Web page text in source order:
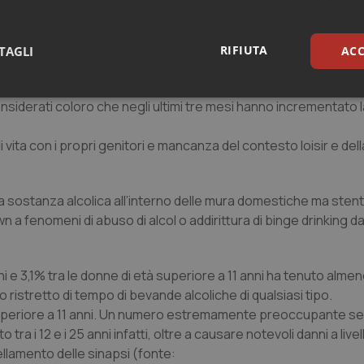
sole potrebbero rappresentare un target importante a
tra uomini e donne, tra diverse estrazioni sociali
più a rischio della pandemia e, dunque,
coloro che negli ultimi tre mesi hanno incrementato
con i propri genitori e mancanza del contesto loisir e
alcolica all’interno delle mura domestiche ma
fenomeni di abuso di alcol o addirittura di binge drinking
3,1% tra le donne di età superiore a 11 anni ha tenuto
di tempo di bevande alcoliche di qualsiasi tipo.
a 11 anni. Un numero estremamente preoccupante
i 12 e i 25 anni infatti, oltre a causare notevoli danni a
delle sinapsi (fonte:
RIFIUTA
Statistici
Necessari Statistici Marketing
Fornitore/Dominio Scadenza
Descrizione
.youtube.com
settimane
Questo cookie viene utilizzato
scelte di consenso e privacy
interazione con il sito. Registra i
del visitatore riguardo a varie